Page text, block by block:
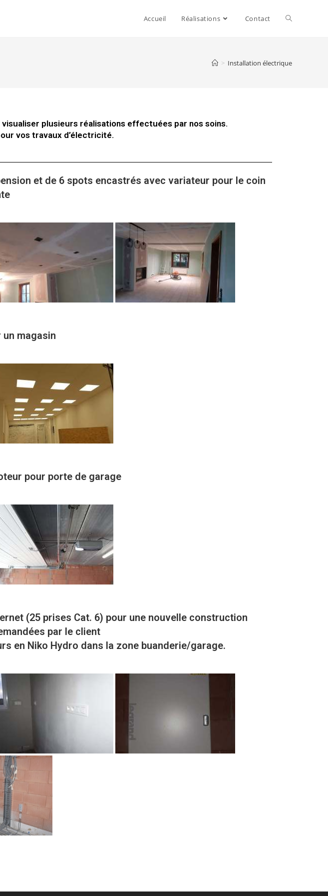
Accueil Réalisations Contact
> Installation électrique
plusieurs réalisations effectuées par nos soins.
vos travaux d’électricité.
et de 6 spots encastrés avec variateur pour le coin
un magasin
pour porte de garage
(25 prises Cat. 6) pour une nouvelle construction
par le client
en Niko Hydro dans la zone buanderie/garage.